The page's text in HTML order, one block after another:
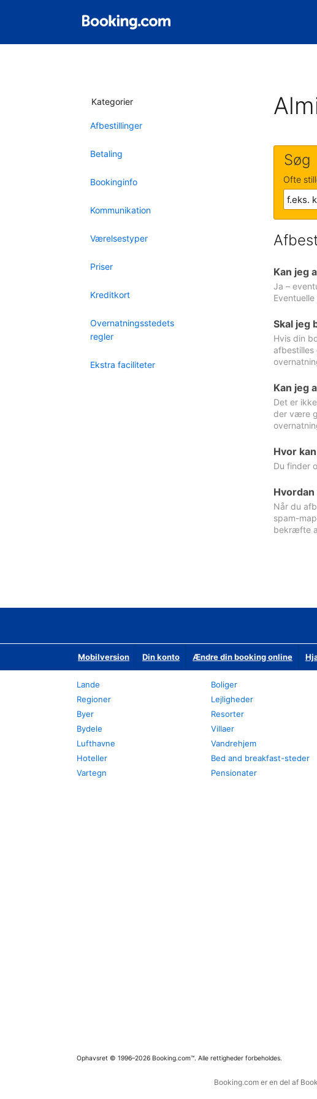
Kategorier
Afbestillinger
Betaling
Bookinginfo
Kommunikation
Værelsestyper
Priser
Kreditkort
Overnatningsstedets
regler
Ekstra faciliteter
Søg
Ofte
Kan jeg
Ja –
Skal jeg
Hvis din
Kan jeg
Det er
der være
Hvor
Du finder
Når du
spam-
bekræfte
Mobilversion Din konto Ændre din booking online
Lande
Regioner
Byer
Bydele
Lufthavne
Hoteller
Vartegn
Boliger
Lejligheder
Resorter
Villaer
Vandrehjem
Bed and breakfast-steder
Pensionater
Ophavsret © 1996–2026 Booking.com™. Alle rettigheder forbeholdes.
Booking.com er en del af